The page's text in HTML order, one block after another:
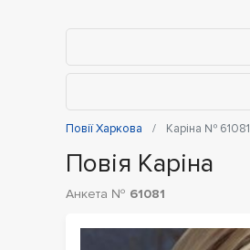
Повії Харкова Каріна № 61081
Повія Каріна
Анкета № 61081